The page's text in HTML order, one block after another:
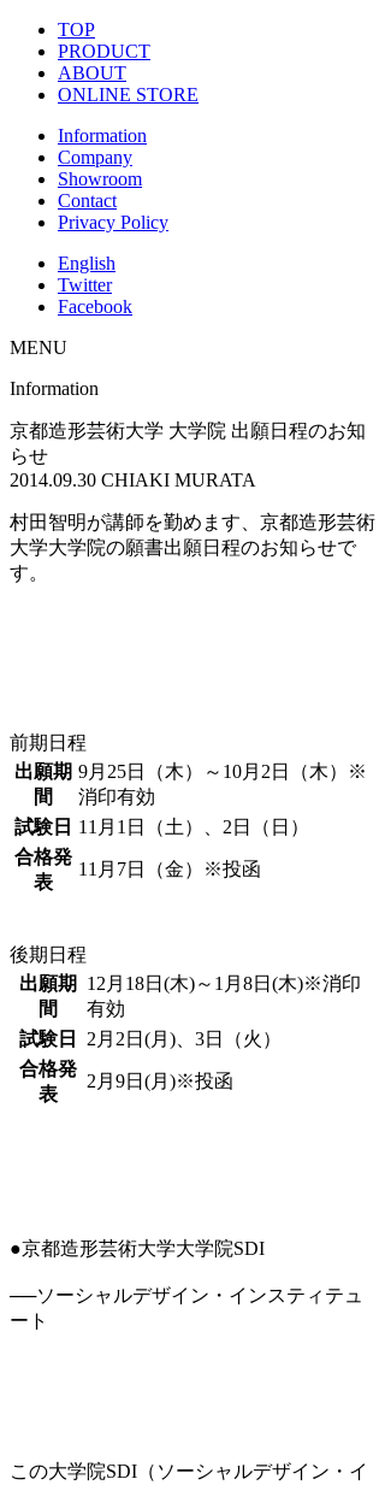
TOP
PRODUCT
ABOUT
ONLINE STORE
Information
Company
Showroom
Contact
Privacy Policy
English
Twitter
Facebook
MENU
Information
京都造形芸術大学 大学院 出願日程のお知
らせ
2014.09.30 CHIAKI MURATA
村田智明が講師を勤めます、京都造形芸術
大学大学院の願書出願日程のお知らせで
す。
前期日程
出願期
間
9月25日（木）～10月2日（木）※
消印有効
試験日 11月1日（土）、2日（日）
合格発
表
11月7日（金）※投函
後期日程
出願期
間
12月18日(木)～1月8日(木)※消印
有効
試験日
2月2日(月)、3日（火）
合格発
表
2月9日(月)※投函
●京都造形芸術大学大学院SDI
──ソーシャルデザイン・インスティテュ
ート
この大学院SDI（ソーシャルデザイン・イ